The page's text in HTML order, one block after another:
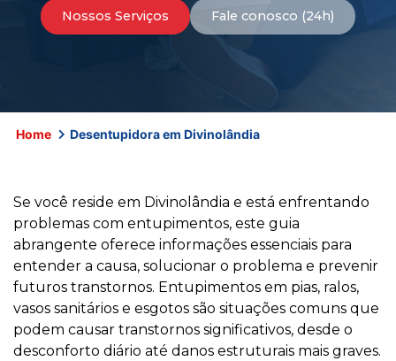
Nossos Serviços Fale conosco (24h)
Home Desentupidora em Divinolândia
Se você reside em Divinolândia e está enfrentando
problemas com entupimentos, este guia
abrangente oferece informações essenciais para
entender a causa, solucionar o problema e prevenir
futuros transtornos. Entupimentos em pias, ralos,
vasos sanitários e esgotos são situações comuns que
podem causar transtornos significativos, desde o
desconforto diário até danos estruturais mais graves.